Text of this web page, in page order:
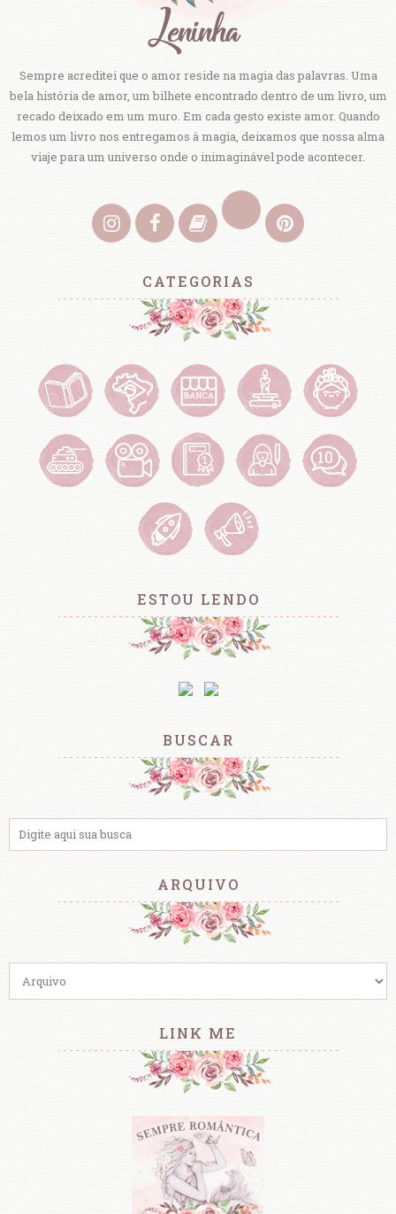
Sempre acreditei que o amor reside na magia das palavras. Uma
bela história de amor, um bilhete encontrado dentro de um livro, um
recado deixado em um muro. Em cada gesto existe amor. Quando
lemos um livro nos entregamos à magia, deixamos que nossa alma
viaje para um universo onde o inimaginável pode acontecer.
CATEGORIAS
ESTOU LENDO
BUSCAR
ARQUIVO
LINK ME